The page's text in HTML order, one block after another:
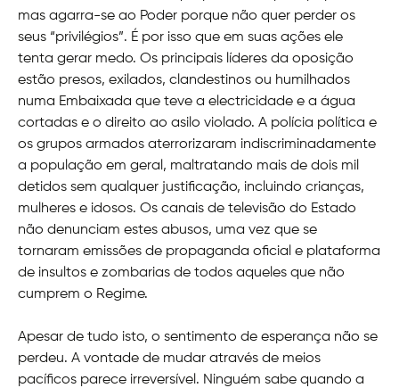
mas agarra-se ao Poder porque não quer perder os
seus “privilégios”. É por isso que em suas ações ele
tenta gerar medo. Os principais líderes da oposição
estão presos, exilados, clandestinos ou humilhados
numa Embaixada que teve a electricidade e a água
cortadas e o direito ao asilo violado. A polícia política e
os grupos armados aterrorizaram indiscriminadamente
a população em geral, maltratando mais de dois mil
detidos sem qualquer justificação, incluindo crianças,
mulheres e idosos. Os canais de televisão do Estado
não denunciam estes abusos, uma vez que se
tornaram emissões de propaganda oficial e plataforma
de insultos e zombarias de todos aqueles que não
cumprem o Regime.
Apesar de tudo isto, o sentimento de esperança não se
perdeu. A vontade de mudar através de meios
pacíficos parece irreversível. Ninguém sabe quando a